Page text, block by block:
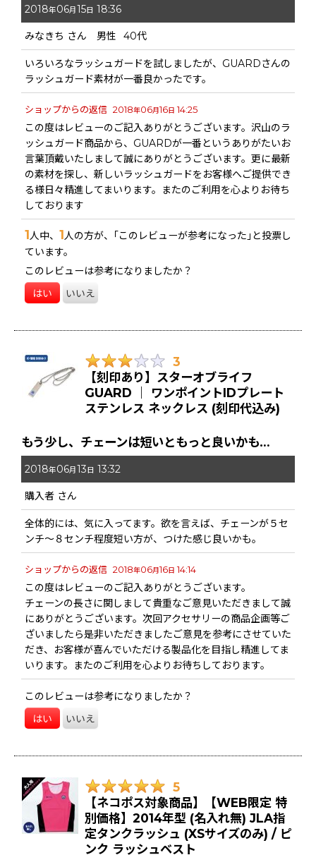
2018年06月 15 日 18:36
みなきち さん 男性 40代
いろいろなラッシュガードを試しましたが、GUARDさんの
ラッシュガード素材が一番良かったです。
ショップからの返信 2018年06月16日 14:25
この度はレビューのご記入ありがとうございます。沢山のラ
ッシュガード商品から、GUARDが一番というありがたいお
言葉頂戴いたしまして誠にありがとうございます。更に最新
の素材を探し、新しいラッシュガードをお客様へご提供でき
る様日々精進してまいります。またのご利用を心よりお待ち
しております
1人中、 1人の方が、｢このレビューが参考になった｣と投票し
ています。
このレビューは参考になりましたか？
はい いいえ
3
【刻印あり】スターオブライフ
GUARD ｜ ワンポイントIDプレート
ステンレス ネックレス (刻印代込み)
もう少し、チェーンは短いともっと良いかも…
2018年06月 13 日 13:32
購入者 さん
全体的には、気に入ってます。欲を言えば、チェーンが５セ
ンチ〜８センチ程度短い方が、つけた感じ良いかも。
ショップからの返信 2018年06月16日 14:14
この度はレビューのご記入ありがとうございます。
チェーンの長さに関しまして貴重なご意見いただきまして誠
にありがとうございます。次回アクセサリーの商品企画等ご
ざいましたら是非いただきましたご意見を参考にさせていた
だき、お客様が喜んでいただける製品化を目指し精進してま
いります。またのご利用を心よりお待ちしております。
このレビューは参考になりましたか？
はい いいえ
5
【ネコポス対象商品】【WEB限定 特
別価格】2014年型 (名入れ無) JLA指
定タンクラッシュ (XSサイズのみ) / ピ
ンク ラッシュベスト